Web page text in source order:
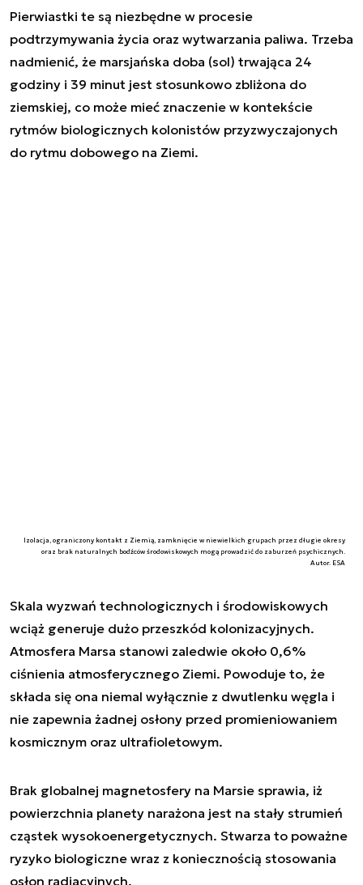
Pierwiastki te są niezbędne w procesie
podtrzymywania życia oraz wytwarzania paliwa. Trzeba
nadmienić, że marsjańska doba (sol) trwająca 24
godziny i 39 minut jest stosunkowo zbliżona do
ziemskiej, co może mieć znaczenie w kontekście
rytmów biologicznych kolonistów przyzwyczajonych
do rytmu dobowego na Ziemi.
Izolacja, ograniczony kontakt z Ziemią, zamknięcie w niewielkich grupach przez długie okresy
oraz brak naturalnych bodźców środowiskowych mogą prowadzić do zaburzeń psychicznych.
Autor. ESA
Skala wyzwań technologicznych i środowiskowych
wciąż generuje dużo przeszkód kolonizacyjnych.
Atmosfera Marsa stanowi zaledwie około 0,6%
ciśnienia atmosferycznego Ziemi. Powoduje to, że
składa się ona niemal wyłącznie z dwutlenku węgla i
nie zapewnia żadnej osłony przed promieniowaniem
kosmicznym oraz ultrafioletowym.
Brak globalnej magnetosfery na Marsie sprawia, iż
powierzchnia planety narażona jest na stały strumień
cząstek wysokoenergetycznych. Stwarza to poważne
ryzyko biologiczne wraz z koniecznością stosowania
osłon radiacyjnych.